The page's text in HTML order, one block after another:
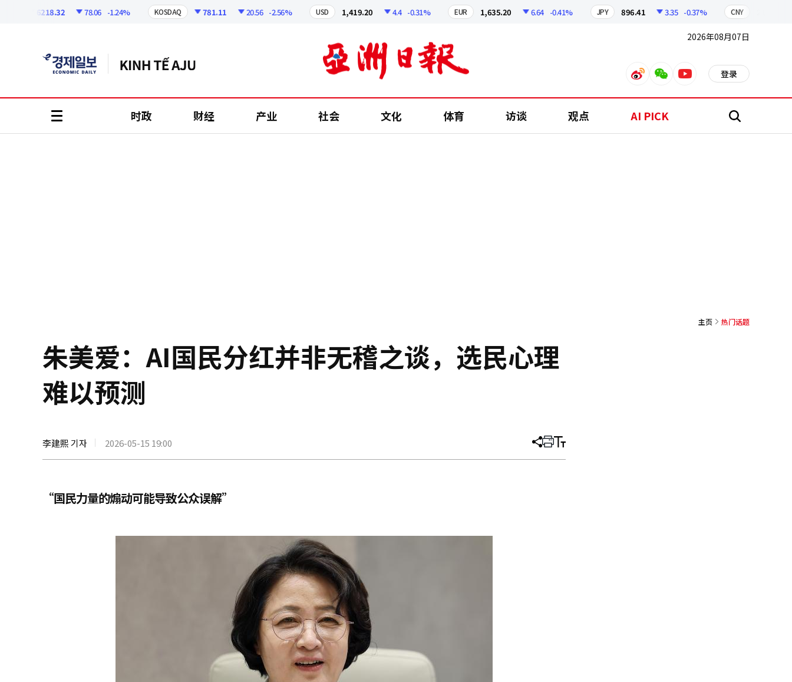
6218.32 78.06 -1.24% KOSDAQ 781.11 20.56 -2.56% USD 1,419.20 4.4 -0.31% EUR 1,635.20 6.64 -0.41% JPY 896.41 3.35 -0.37% CNY 210.32
2026年08月07日
weiboweixinyoutube 登录
时政 财经 产业 社会 文化 体育 访谈 观点 AI PICK 搜
主页 热门话题
朱美爱：AI国民分红并非无稽之谈，选民心理
难以预测
李建熙 기자 2026-05-15 19:00 分
文
打 调
大
“国民力量的煽动可能导致公众误解”